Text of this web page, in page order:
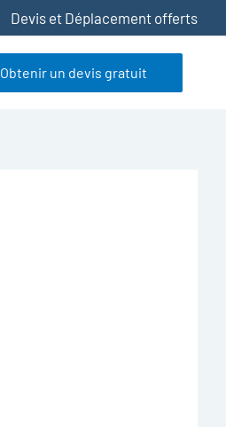
Devis et Déplacement offerts
Obtenir un devis gratuit